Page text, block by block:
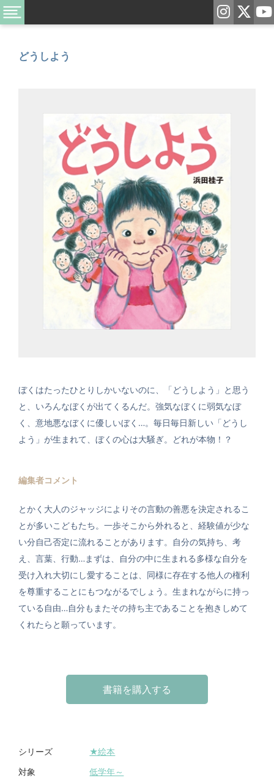
どうしよう
ぼくはたったひとりしかいないのに、「どうしよう」と思う
と、いろんなぼくが出てくるんだ。強気なぼくに弱気なぼ
く、意地悪なぼくに優しいぼく…。毎日毎日新しい「どうし
よう」が生まれて、ぼくの心は大騒ぎ。どれが本物！？
編集者コメント
とかく大人のジャッジによりその言動の善悪を決定されるこ
とが多いこどもたち。一歩そこから外れると、経験値が少な
い分自己否定に流れることがあります。自分の気持ち、考
え、言葉、行動…まずは、自分の中に生まれる多様な自分を
受け入れ大切にし愛することは、同様に存在する他人の権利
を尊重することにもつながるでしょう。生まれながらに持っ
ている自由…自分もまたその持ち主であることを抱きしめて
くれたらと願っています。
書籍を購入する
シリーズ ★絵本
対象 低学年～